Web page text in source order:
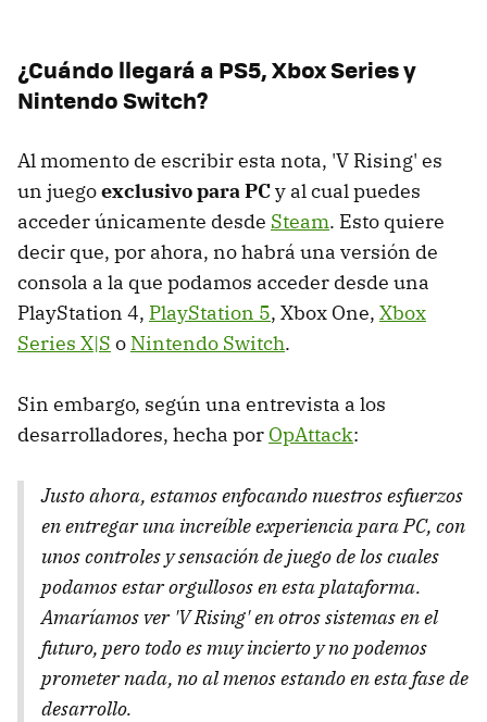
¿Cuándo llegará a PS5, Xbox Series y
Nintendo Switch?
Al momento de escribir esta nota, 'V Rising' es
un juegoexclusivo para PCy al cual puedes
acceder únicamente desde Steam. Esto quiere
decir que, por ahora, no habrá una versión de
consola a la que podamos acceder desde una
PlayStation 4, PlayStation 5, Xbox One, Xbox
Series X|S o Nintendo Switch.
Sin embargo, según una entrevista a los
desarrolladores, hecha por OpAttack:
Justo ahora, estamos enfocando nuestros esfuerzos
en entregar una increíble experiencia para PC, con
unos controles y sensación de juego de los cuales
podamos estar orgullosos en esta plataforma.
Amaríamos ver 'V Rising' en otros sistemas en el
futuro, pero todo es muy incierto y no podemos
prometer nada, no al menos estando en esta fase de
desarrollo.